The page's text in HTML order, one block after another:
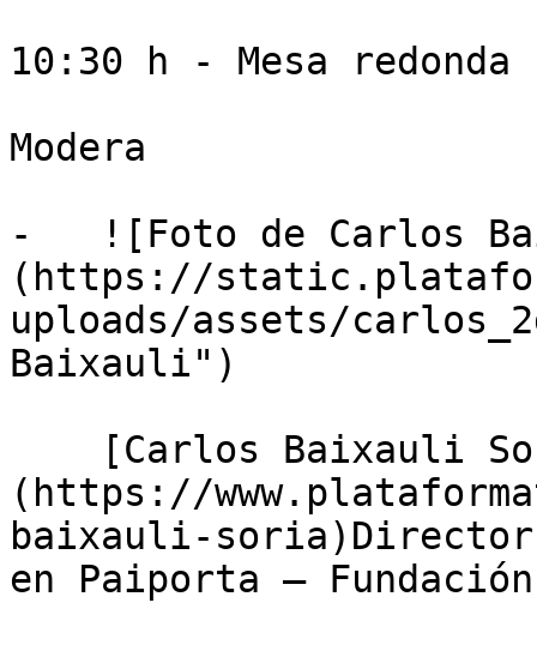
10:30 h - Mesa redonda
Modera
-   ![Foto de Carlos
(https://
uploads/assets/
Baixauli")
(https://
baixauli-soria)Director
en Paiporta — Fundación